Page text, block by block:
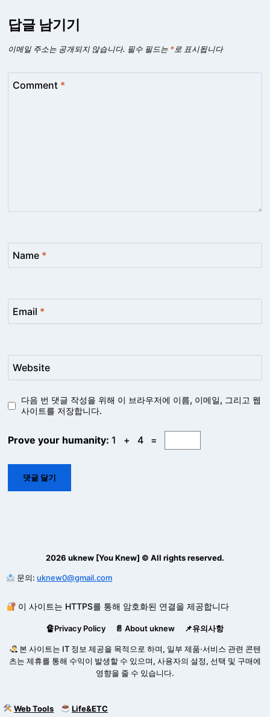
답글 남기기
이메일 주소는 공개되지 않습니다. 필수 필드는 *로 표시됩니다
Comment *
Name *
Email *
Website
다음 번 댓글 작성을 위해 이 브라우저에 이름, 이메일, 그리고 웹
사이트를 저장합니다.
Prove your humanity: 1 + 4 =
2026 uknew [You Knew] © All rights reserved.
문의: uknew0@gmail.com
이 사이트는 HTTPS를 통해 암호화된 연결을 제공합니다
🔏Privacy Policy 📄 About uknew 📌유의사항
본 사이트는 IT 정보 제공을 목적으로 하며, 일부 제품·서비스 관련 콘텐
츠는 제휴를 통해 수익이 발생할 수 있으며, 사용자의 설정, 선택 및 구매에
영향을 줄 수 있습니다.
Web Tools Life&ETC